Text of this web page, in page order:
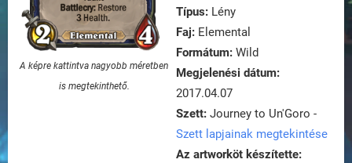
A képre kattintva nagyobb méretben
is megtekinthető.
Típus: Lény
Faj: Elemental
Formátum: Wild
Megjelenési dátum:
2017.04.07
Szett: Journey to Un'Goro -
Szett lapjainak megtekintése
Az artworköt készítette: